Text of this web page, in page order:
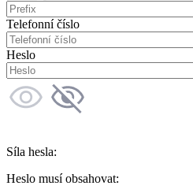
Telefonní číslo
Heslo
Síla hesla:
Heslo musí obsahovat: